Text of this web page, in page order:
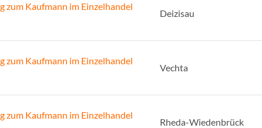
zum Kaufmann im Einzelhandel
Deizisau
zum Kaufmann im Einzelhandel
Vechta
zum Kaufmann im Einzelhandel
Rheda-Wiedenbrück